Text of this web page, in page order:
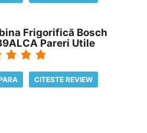
Frigorifică Bosch
Pareri Utile
CITESTE REVIEW